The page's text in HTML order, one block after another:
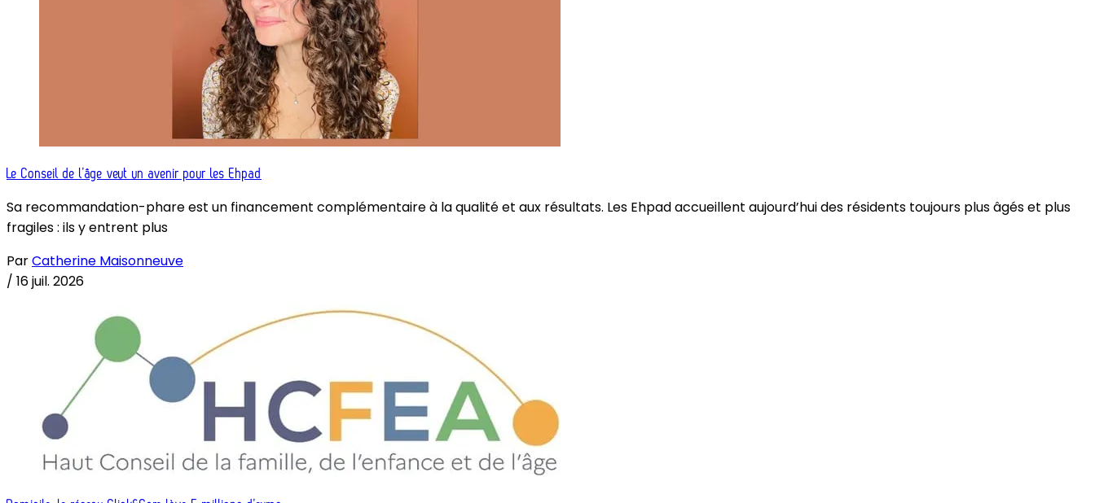
Le Conseil de l’âge veut un avenir pour les Ehpad
Sa recommandation-phare est un financement complémentaire à la qualité et aux résultats. Les Ehpad accueillent aujourd’hui des résidents toujours plus âgés et plus
fragiles : ils y entrent plus
ParCatherine Maisonneuve
/ 16 juil. 2026